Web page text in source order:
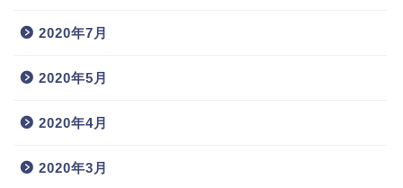
2020年7月
2020年5月
2020年4月
2020年3月